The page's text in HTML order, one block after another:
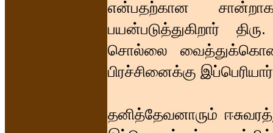
என்பதற்கான
பயன்படுத்துகிறார்
சொல்லை
பிரச்சினைக்கு
தனித்தேவனாரும்